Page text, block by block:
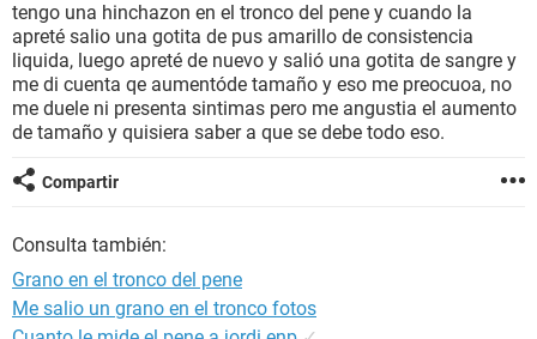
BIENESTAR
SEXUALIDAD
GLOSARIO
tengo una hinchazon en el tronco del pene y cuando la
apreté salio una gotita de pus amarillo de consistencia
liquida, luego apreté de nuevo y salió una gotita de sangre y
me di cuenta qe aumentóde tamaño y eso me preocuoa, no
me duele ni presenta sintimas pero me angustia el aumento
de tamaño y quisiera saber a que se debe todo eso.
Compartir
Consulta también:
Grano en el tronco del pene
Me salio un grano en el tronco fotos